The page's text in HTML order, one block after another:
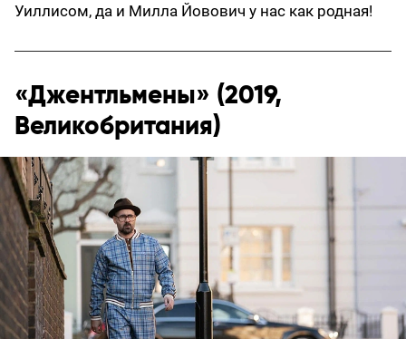
Уиллисом, да и Милла Йовович у нас как родная!
«Джентльмены» (2019,
Великобритания)